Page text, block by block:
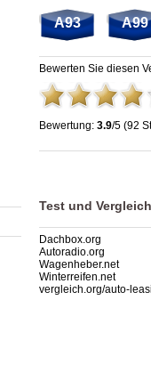
A93 A99
Bewerten Sie diesen
Bewertung: 3.9/5 (92
Raststätte Am
Test und Vergleich
Dachbox.org
Autoradio.org
Wagenheber.net
Winterreifen.net
vergleich.org/auto-